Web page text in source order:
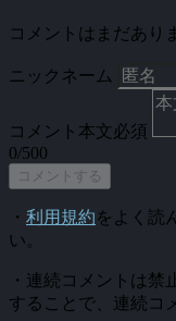
コメントはまだあり
ニックネーム
コメント本文必須
0/500
コメントする
・ 利用規約をよく読
い。
・連続コメントは禁
することで、連続コ